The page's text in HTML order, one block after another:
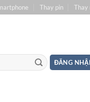
Thay pin Thay
ĐĂNG